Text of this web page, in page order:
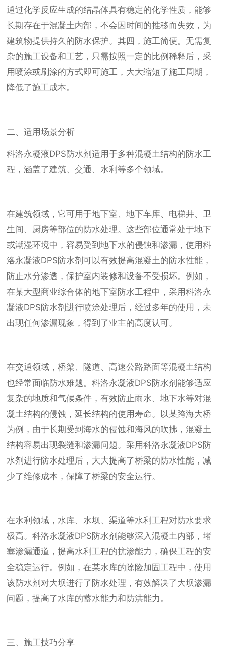
通过化学反应生成的结晶体具有稳定的化学性质，能够
长期存在于混凝土内部，不会因时间的推移而失效，为
建筑物提供持久的防水保护。其四，施工简便。无需复
杂的施工设备和工艺，只需按照一定的比例稀释后，采
用喷涂或刷涂的方式即可施工，大大缩短了施工周期，
降低了施工成本。
二、适用场景分析
科洛永凝液DPS防水剂适用于多种混凝土结构的防水工
程，涵盖了建筑、交通、水利等多个领域。
在建筑领域，它可用于地下室、地下车库、电梯井、卫
生间、厨房等部位的防水处理。这些部位通常处于地下
或潮湿环境中，容易受到地下水的侵蚀和渗漏，使用科
洛永凝液DPS防水剂可以有效提高混凝土的防水性能，
防止水分渗透，保护室内装修和设备不受损坏。例如，
在某大型商业综合体的地下室防水工程中，采用科洛永
凝液DPS防水剂进行喷涂处理后，经过多年的使用，未
出现任何渗漏现象，得到了业主的高度认可。
在交通领域，桥梁、隧道、高速公路路面等混凝土结构
也经常面临防水难题。科洛永凝液DPS防水剂能够适应
复杂的地质和气候条件，有效防止雨水、地下水等对混
凝土结构的侵蚀，延长结构的使用寿命。以某跨海大桥
为例，由于长期受到海水的侵蚀和海风的吹拂，混凝土
结构容易出现裂缝和渗漏问题。采用科洛永凝液DPS防
水剂进行防水处理后，大大提高了桥梁的防水性能，减
少了维修成本，保障了桥梁的安全运行。
在水利领域，水库、水坝、渠道等水利工程对防水要求
极高。科洛永凝液DPS防水剂能够深入混凝土内部，堵
塞渗漏通道，提高水利工程的抗渗能力，确保工程的安
全稳定运行。例如，在某水库的除险加固工程中，使用
该防水剂对大坝进行了防水处理，有效解决了大坝渗漏
问题，提高了水库的蓄水能力和防洪能力。
三、施工技巧分享